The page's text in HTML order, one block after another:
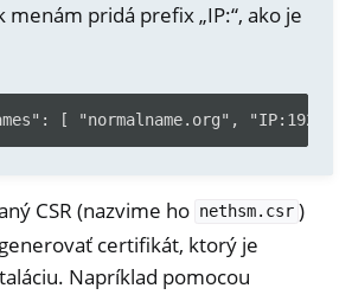
menám pridá prefix „IP:“, ako je
CSR (nazvime ho nethsm.csr )
certifikát, ktorý je
Napríklad pomocou